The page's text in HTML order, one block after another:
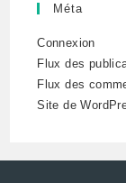
Méta
Connexion
Flux des
Flux des
Site de